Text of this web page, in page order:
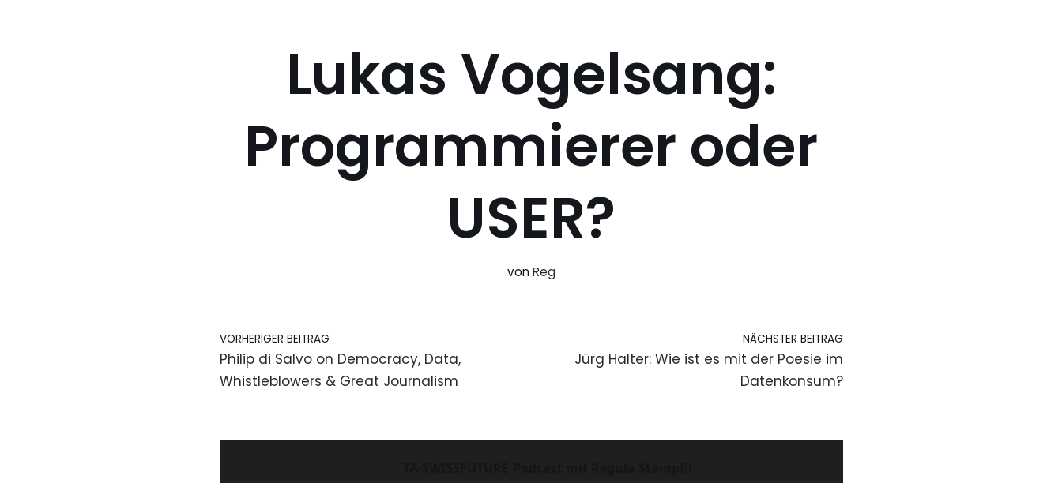
Lukas Vogelsang:
Programmierer oder
USER?
vonReg
VORHERIGER BEITRAG
Philip di Salvo on Democracy, Data,
Whistleblowers & Great Journalism
NÄCHSTER BEITRAG
Jürg Halter: Wie ist es mit der Poesie im
Datenkonsum?